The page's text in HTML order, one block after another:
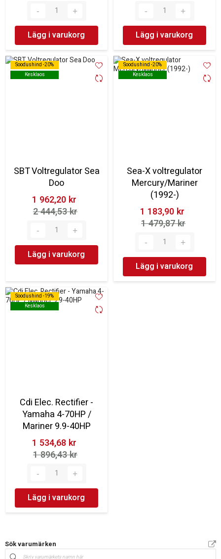
Lägg i varukorg Lägg i varukorg
Soodushind -20%
Kesklaos
Soodushind -20%
Kesklaos
SBT Voltregulator Sea
Doo
1 962,20 kr‎
2 444,53 kr‎
Lägg i varukorg
Soodushind -20%
Kesklaos
Soodushind -20%
Kesklaos
Sea-X voltregulator
Mercury/Mariner
(1992-)
1 183,90 kr‎
1 479,87 kr‎
Lägg i varukorg
Soodushind -19%
Kesklaos
Soodushind -19%
Kesklaos
Cdi Elec. Rectifier -
Yamaha 4-70HP /
Mariner 9.9-40HP
1 534,68 kr‎
1 896,43 kr‎
Lägg i varukorg
Sök varumärken